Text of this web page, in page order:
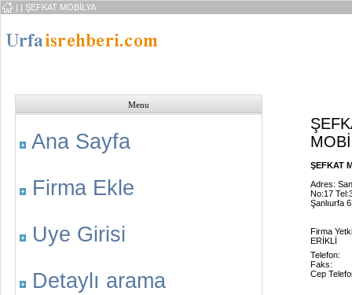
| | ŞEFKAT MOBİLYA
Menu
Ana Sayfa
Firma Ekle
Uye Girisi
Detaylı arama
ŞEFKAT
Adres:
No:17
Şanlıurfa
Firma
ERİKLİ
Telefon:
Faks:
Cep